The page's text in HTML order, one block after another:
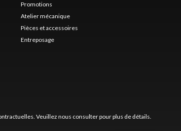
Promotions
Atelier mécanique
Pièces et accessoires
Entreposage
Veuillez nous consulter pour plus de détails.